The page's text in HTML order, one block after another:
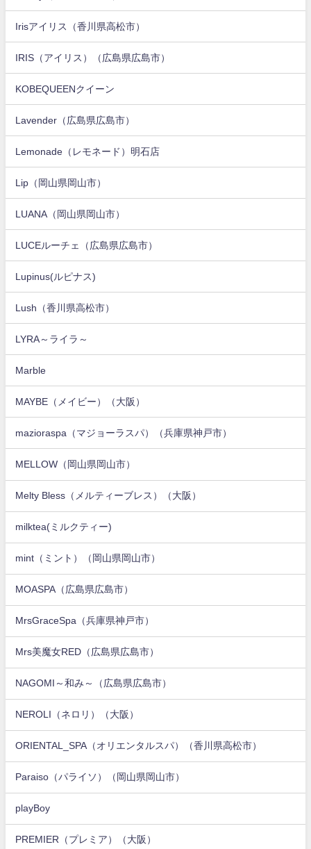
Irisアイリス（香川県高松市）
IRIS（アイリス）（広島県広島市）
KOBEQUEENクイーン
Lavender（広島県広島市）
Lemonade（レモネード）明石店
Lip（岡山県岡山市）
LUANA（岡山県岡山市）
LUCEルーチェ（広島県広島市）
Lupinus(ルピナス)
Lush（香川県高松市）
LYRA～ライラ～
Marble
MAYBE（メイビー）（大阪）
mazioraspa（マジョーラスパ）（兵庫県神戸市）
MELLOW（岡山県岡山市）
Melty Bless（メルティーブレス）（大阪）
milktea(ミルクティー)
mint（ミント）（岡山県岡山市）
MOASPA（広島県広島市）
MrsGraceSpa（兵庫県神戸市）
Mrs美魔女RED（広島県広島市）
NAGOMI～和み～（広島県広島市）
NEROLI（ネロリ）（大阪）
ORIENTAL_SPA（オリエンタルスパ）（香川県高松市）
Paraiso（パライソ）（岡山県岡山市）
playBoy
PREMIER（プレミア）（大阪）